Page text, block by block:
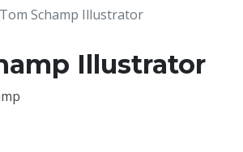
Tom Schamp Illustrator
Illustrator